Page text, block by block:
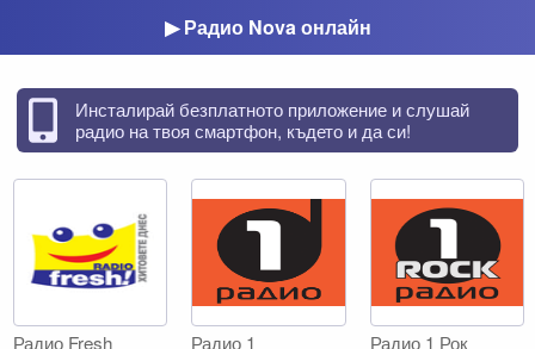
▶ Радио Nova онлайн
Инсталирай безплатното приложение и слушай
радио на твоя смартфон, където и да си!
Радио Fresh Радио 1 Радио 1 Рок